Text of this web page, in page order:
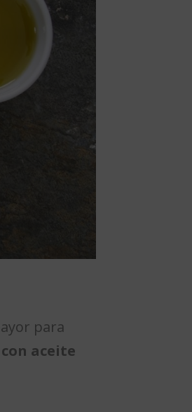
para
aceite